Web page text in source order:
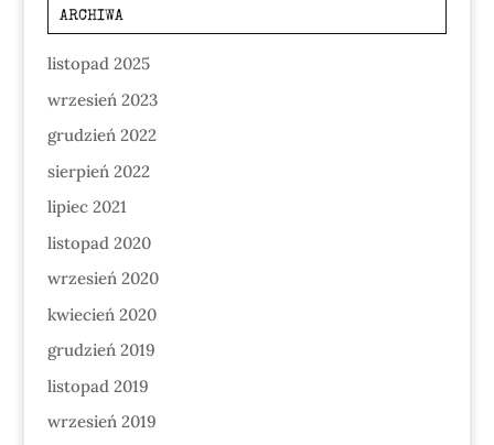
ARCHIWA
listopad 2025
wrzesień 2023
grudzień 2022
sierpień 2022
lipiec 2021
listopad 2020
wrzesień 2020
kwiecień 2020
grudzień 2019
listopad 2019
wrzesień 2019